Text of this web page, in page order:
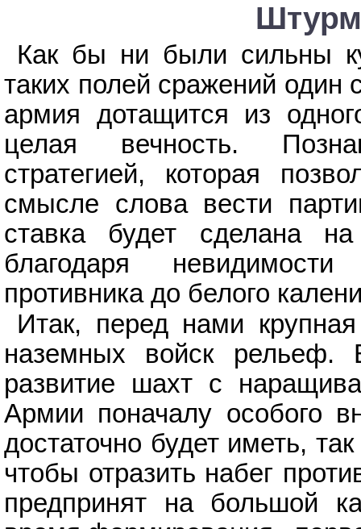
Как бы ни были сильны
таких полей сражений один
армия дотащится из
целая вечность.
стратегией, которая
смысле слова вести
ставка будет сделана
благодаря
противника до белого
Итак, перед нами
наземных войск рельеф.
развитие шахт с
Армии поначалу особого
достаточно будет иметь,
чтобы отразить набег
предпринят на большой